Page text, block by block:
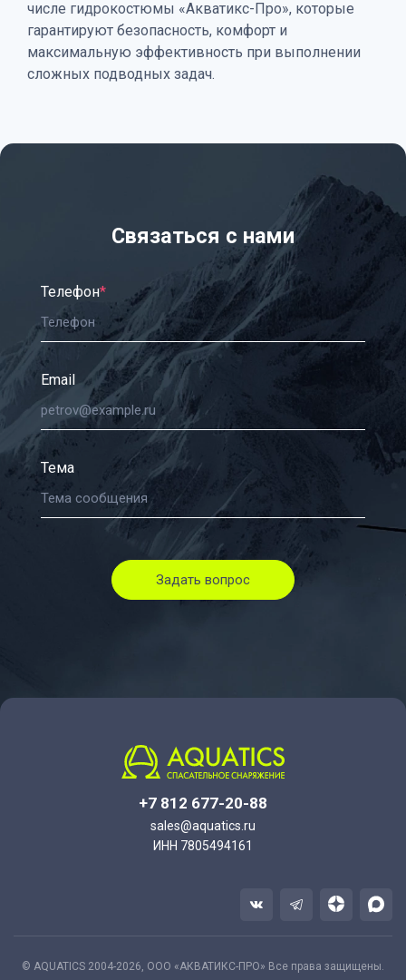
числе гидрокостюмы «Акватикс-Про», которые
гарантируют безопасность, комфорт и
максимальную эффективность при выполнении
сложных подводных задач.
Связаться с нами
Телефон*
Email
Тема
Задать вопрос
+7 812 677-20-88
sales@aquatics.ru
ИНН 7805494161
© AQUATICS 2004-2026, ООО «АКВАТИКС-ПРО» Все права защищены.